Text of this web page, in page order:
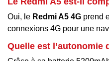
Oui, le Redmi A5 4G prend
connexions 4G pour une
Quelle est l’autonomie